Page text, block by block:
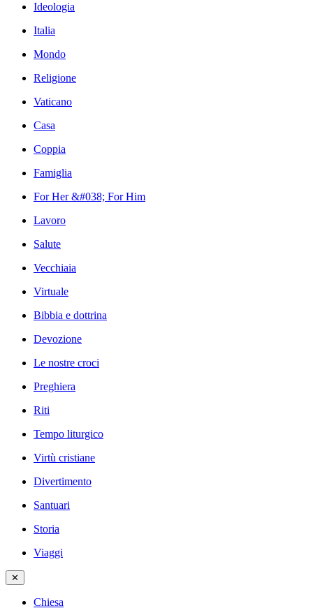
Ideologia
Italia
Mondo
Religione
Vaticano
Casa
Coppia
Famiglia
For Her &#038; For Him
Lavoro
Salute
Vecchiaia
Virtuale
Bibbia e dottrina
Devozione
Le nostre croci
Preghiera
Riti
Tempo liturgico
Virtù cristiane
Divertimento
Santuari
Storia
Viaggi
✕
Chiesa